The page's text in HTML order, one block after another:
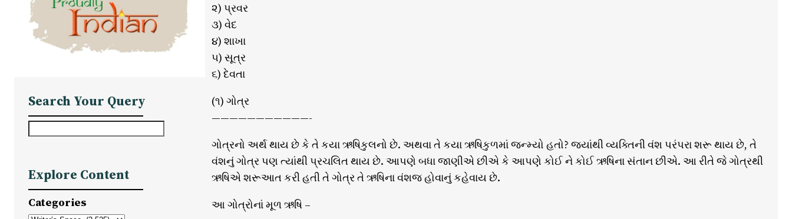
Search Your Query
r
c
h
Explore Content
Categories
૨) પ્રવર
૩) વેદ
૪) શાખા
૫) સૂત્ર
૬) દેવતા
(૧) ગોત્ર
———————————-
ગોત્રનો અર્થ થાય છે કે તે કયા ઋષિકુલનો છે. અથવા તે કયા ઋષિકુળમાં જન્મ્યો હતો? જ્યાંથી વ્યક્તિની વંશ પરંપરા શરૂ થાય છે, તે
વંશનું ગોત્ર પણ ત્યાંથી પ્રચલિત થાય છે. આપણે બધા જાણીએ છીએ કે આપણે કોઈ ને કોઈ ઋષિના સંતાન છીએ. આ રીતે જે ગોત્રથી
ઋષિએ શરૂઆત કરી હતી તે ગોત્ર તે ઋષિના વંશજ હોવાનું કહેવાય છે.
આ ગોત્રોનાં મૂળ ઋષિ –